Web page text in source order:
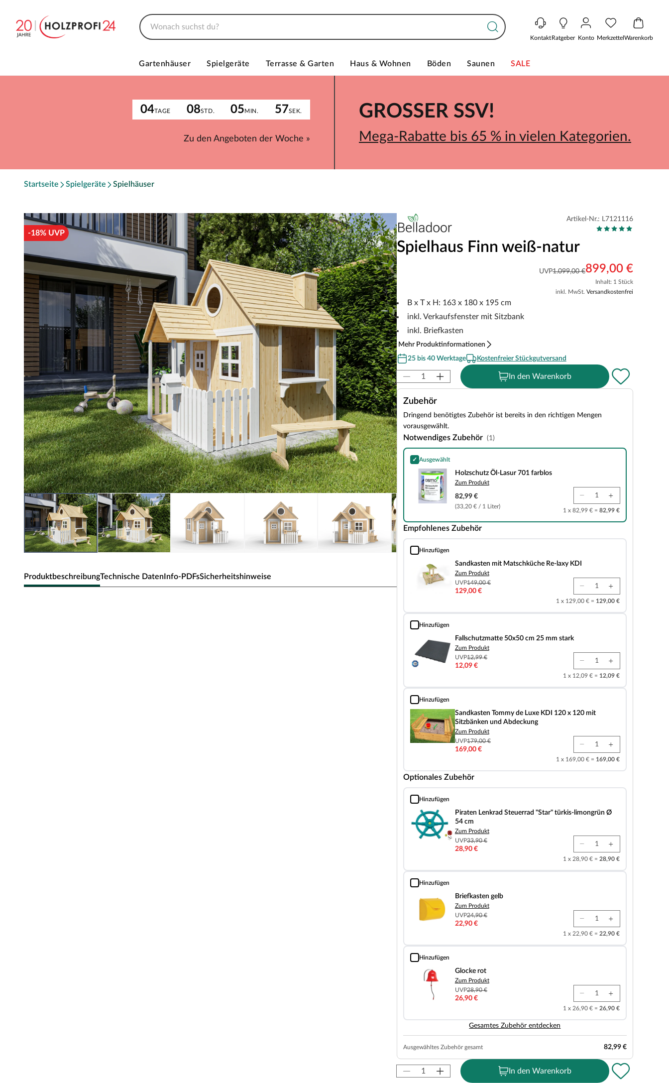
KontaktRatgeber Konto MerkzettelWarenkorb
Gartenhäuser Spielgeräte Terrasse & Garten Haus & Wohnen Böden Saunen SALE
04TAGE 08STD. 05MIN. 57SEK.
Zu den Angeboten der Woche »
GROSSER SSV!
Mega-Rabatte bis 65 % in vielen Kategorien.
Startseite Spielgeräte Spielhäuser
-18% UVP
ProduktbeschreibungTechnische DatenInfo-PDFsSicherheitshinweise
Artikel-Nr.: L7121116
Spielhaus Finn weiß-natur
UVP1.099,00 €899,00 €
Inhalt: 1 Stück
inkl. MwSt. Versandkostenfrei
B x T x H: 163 x 180 x 195 cm
inkl. Verkaufsfenster mit Sitzbank
inkl. Briefkasten
Mehr Produktinformationen
25 bis 40 Werktage
Kostenfreier Stückgutversand
In den Warenkorb
Zubehör
Dringend benötigtes Zubehör ist bereits in den richtigen Mengen
vorausgewählt.
Notwendiges Zubehör (1)
✓ Ausgewählt
Holzschutz Öl-Lasur 701 farblos
Holzschutz Öl-Lasur 701 farblos
Zum Produkt
82,99 €
(33,20 € / 1 Liter)
1 x 82,99 € = 82,99 €
Empfohlenes Zubehör
Hinzufügen
Sandkasten mit Matschküche Re-laxy KDI
Sandkasten mit Matschküche Re-laxy KDI
Zum Produkt
UVP149,00 €
129,00 €
1 x 129,00 € = 129,00 €
Hinzufügen
Fallschutzmatte 50x50 cm 25 mm stark
Fallschutzmatte 50x50 cm 25 mm stark
Zum Produkt
UVP12,99 €
12,09 €
1 x 12,09 € = 12,09 €
Hinzufügen
Sandkasten Tommy de Luxe KDI 120 x 120 mit Sitzbänken und Abdeckung
Sandkasten Tommy de Luxe KDI 120 x 120 mit
Sitzbänken und Abdeckung
Zum Produkt
UVP179,00 €
169,00 €
1 x 169,00 € = 169,00 €
Optionales Zubehör
Hinzufügen
Piraten Lenkrad Steuerrad "Star" türkis-limongrün Ø 54 cm
Piraten Lenkrad Steuerrad "Star" türkis-limongrün Ø
54 cm
Zum Produkt
UVP33,90 €
28,90 €
1 x 28,90 € = 28,90 €
Hinzufügen
Briefkasten gelb
Briefkasten gelb
Zum Produkt
UVP24,90 €
22,90 €
1 x 22,90 € = 22,90 €
Hinzufügen
Glocke rot
Glocke rot
Zum Produkt
UVP28,90 €
26,90 €
1 x 26,90 € = 26,90 €
Gesamtes Zubehör entdecken
Ausgewähltes Zubehör gesamt 82,99 €
In den Warenkorb